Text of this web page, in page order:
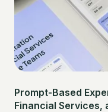
Prompt-Based
Financial Services,